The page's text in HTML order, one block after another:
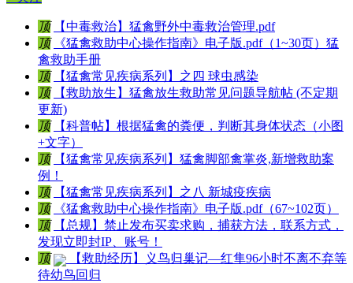
顶
【中毒救治】猛禽野外中毒救治管理.pdf
顶
《猛禽救助中心操作指南》电子版.pdf（1~30页）猛
禽救助手册
顶
【猛禽常见疾病系列】之四 球虫感染
顶
【救助放生】猛禽放生救助常见问题导航帖 (不定期
更新)
顶
【科普帖】根据猛禽的粪便，判断其身体状态（小图
+文字）
顶
【猛禽常见疾病系列】猛禽脚部禽掌炎,新增救助案
例！
顶
【猛禽常见疾病系列】之八 新城疫疾病
顶
《猛禽救助中心操作指南》电子版.pdf（67~102页）
顶
【总规】禁止发布买卖求购，捕获方法，联系方式，
发现立即封IP、账号！
顶
【救助经历】义鸟归巢记—红隼96小时不离不弃等
待幼鸟回归